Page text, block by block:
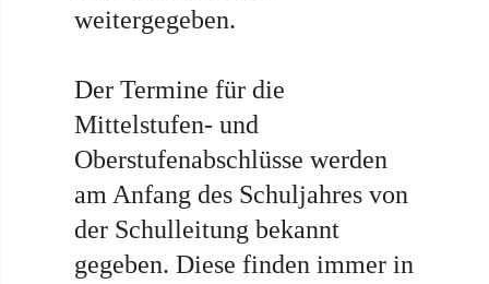
weitergegeben.
Der Termine für die
Mittelstufen- und
Oberstufenabschlüsse werden
am Anfang des Schuljahres von
der Schulleitung bekannt
gegeben. Diese finden immer in